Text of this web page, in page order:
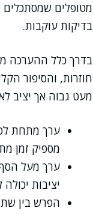
מטופלים שמסתכלים
בדיקות עוקבות.
בדרך כלל ההערכה
חוזרות, והסיפור
מעט גבוה אך יציב
ערך מתחת
מספיק זמן
ערך מעל הסף
יציבות
הפרש בין